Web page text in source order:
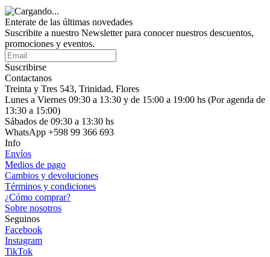
Enterate de las últimas novedades
Suscribite a nuestro Newsletter para conocer nuestros descuentos,
promociones y eventos.
Suscribirse
Contactanos
Treinta y Tres 543, Trinidad, Flores
Lunes a Viernes 09:30 a 13:30 y de 15:00 a 19:00 hs (Por agenda de
13:30 a 15:00)
Sábados de 09:30 a 13:30 hs
WhatsApp +598 99 366 693
Info
Envíos
Medios de pago
Cambios y devoluciones
Términos y condiciones
¿Cómo comprar?
Sobre nosotros
Seguinos
Facebook
Instagram
TikTok